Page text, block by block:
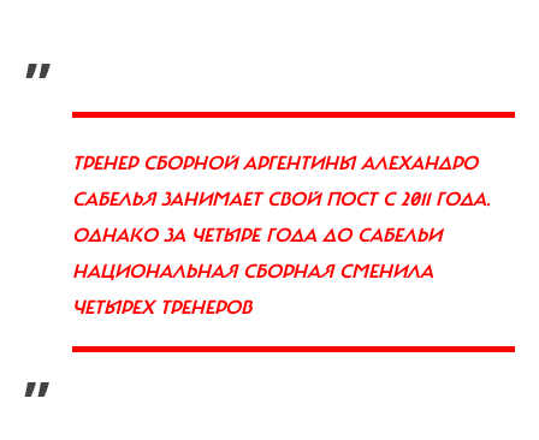
„
ТРЕНЕР СБОРНОЙ АРГЕНТИНЫ АЛЕХАНДРО
САБЕЛЬЯ ЗАНИМАЕТ СВОЙ ПОСТ С 2011 ГОДА.
ОДНАКО ЗА ЧЕТЫРЕ ГОДА ДО САБЕЛЬИ
НАЦИОНАЛЬНАЯ СБОРНАЯ СМЕНИЛА
ЧЕТЫРЕХ ТРЕНЕРОВ
”